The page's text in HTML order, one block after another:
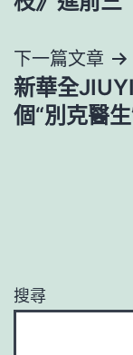
覽
下一篇文章
新華全
個“別克醫
搜尋